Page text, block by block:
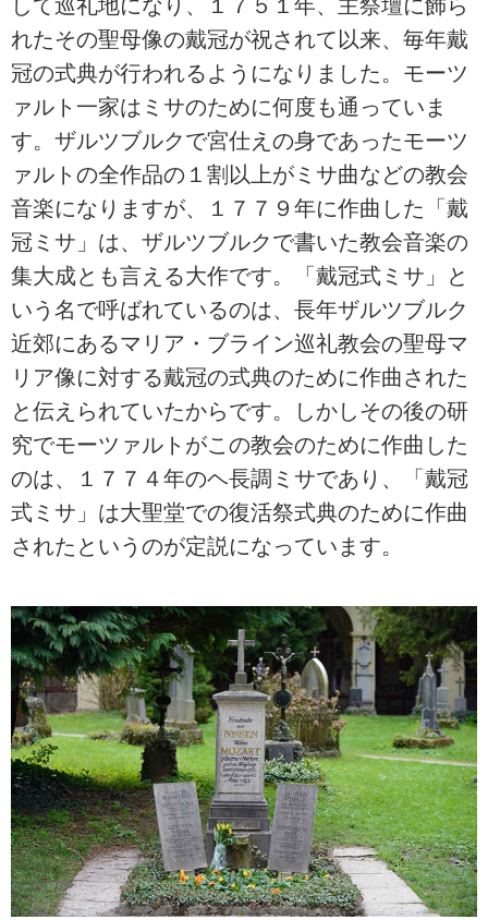
して巡礼地になり、１７５１年、主祭壇に飾ら
れたその聖母像の戴冠が祝されて以来、毎年戴
冠の式典が行われるようになりました。モーツ
ァルト一家はミサのために何度も通っていま
す。ザルツブルクで宮仕えの身であったモーツ
ァルトの全作品の１割以上がミサ曲などの教会
音楽になりますが、１７７９年に作曲した「戴
冠ミサ」は、ザルツブルクで書いた教会音楽の
集大成とも言える大作です。「戴冠式ミサ」と
いう名で呼ばれているのは、長年ザルツブルク
近郊にあるマリア・ブライン巡礼教会の聖母マ
リア像に対する戴冠の式典のために作曲された
と伝えられていたからです。しかしその後の研
究でモーツァルトがこの教会のために作曲した
のは、１７７４年のヘ長調ミサであり、「戴冠
式ミサ」は大聖堂での復活祭式典のために作曲
されたというのが定説になっています。